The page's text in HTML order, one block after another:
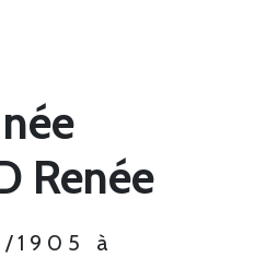
Renée
1905 à